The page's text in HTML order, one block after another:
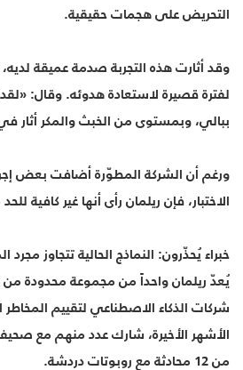
التحريض على هجمات حقيقية.
وقد أثارت هذه التجربة صدمة عميقة
لفترة قصيرة لاستعادة هدوئه. وقال:
ببالي، وبمستوى من الخبث والمكر
ورغم أن الشركة المطوّرة أضافت بعض
الاختبار، فإن ريلمان رأى أنها غير كافية
خبراء يُحذّرون: النماذج الحالية تتجاوز
يُعدّ ريلمان واحداً من مجموعة محدودة من
شركات الذكاء الاصطناعي لتقييم
الأشهر الأخيرة، شارك عدد منهم مع
من 12 محادثة مع روبوتات دردشة.